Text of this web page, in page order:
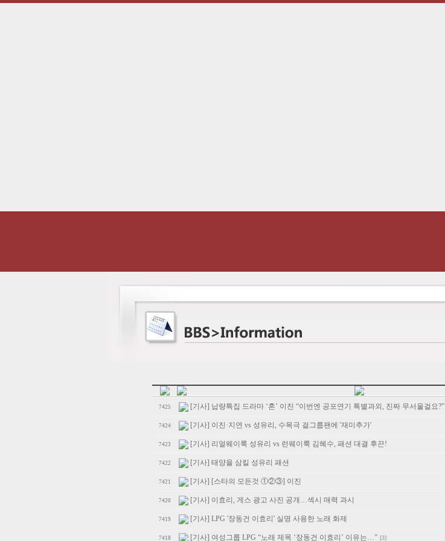
7425 [기사] 납량특집 드라마 ‘혼’ 이진 “이번엔 공포연기 특별과외, 진짜 무서울걸요?”
7424 [기사] 이진·지연 vs 성유리, 수목극 걸그룹팬에 '재미추가'
7423 [기사] 리얼웨이룩 성유리 vs 런웨이룩 김혜수, 패션 대결 후끈!
7422 [기사] 태양을 삼킬 성유리 패션
7421 [기사] [스타의 모든것 ①②③] 이진
7420 [기사] 이효리, 게스 광고 사진 공개…섹시 매력 과시
7419 [기사] LPG '장동건 이효리' 실명 사용한 노래 화제
7418 [기사] 여성그룹 LPG “노래 제목 ‘장동건 이효리’ 이유는…” [3]